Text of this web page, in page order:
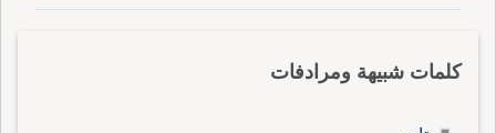
كلمات شبيهة ومرادفات